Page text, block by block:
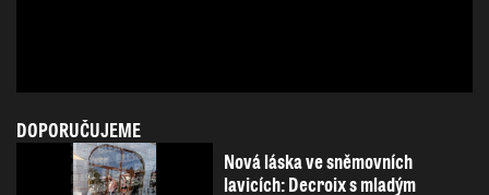
DOPORUČUJEME
Nová láska ve sněmovních
lavicích: Decroix s mladým